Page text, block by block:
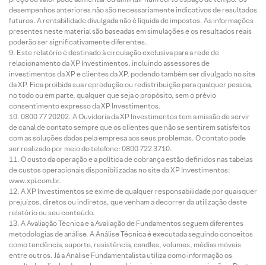
desempenhos anteriores não são necessariamente indicativos de resultados
futuros. A rentabilidade divulgada não é líquida de impostos. As informações
presentes neste material são baseadas em simulações e os resultados reais
poderão ser significativamente diferentes.
Este relatório é destinado à circulação exclusiva para a rede de
relacionamento da XP Investimentos, incluindo assessores de
investimentos da XP e clientes da XP, podendo também ser divulgado no site
da XP. Fica proibida sua reprodução ou redistribuição para qualquer pessoa,
no todo ou em parte, qualquer que seja o propósito, sem o prévio
consentimento expresso da XP Investimentos.
0800 77 20202. A Ouvidoria da XP Investimentos tem a missão de servir
de canal de contato sempre que os clientes que não se sentirem satisfeitos
com as soluções dadas pela empresa aos seus problemas. O contato pode
ser realizado por meio do telefone: 0800 722 3710.
O custo da operação e a política de cobrança estão definidos nas tabelas
de custos operacionais disponibilizadas no site da XP Investimentos:
www.xpi.com.br.
A XP Investimentos se exime de qualquer responsabilidade por quaisquer
prejuízos, diretos ou indiretos, que venham a decorrer da utilização deste
relatório ou seu conteúdo.
A Avaliação Técnica e a Avaliação de Fundamentos seguem diferentes
metodologias de análise. A Análise Técnica é executada seguindo conceitos
como tendência, suporte, resistência, candles, volumes, médias móveis
entre outros. Já a Análise Fundamentalista utiliza como informação os